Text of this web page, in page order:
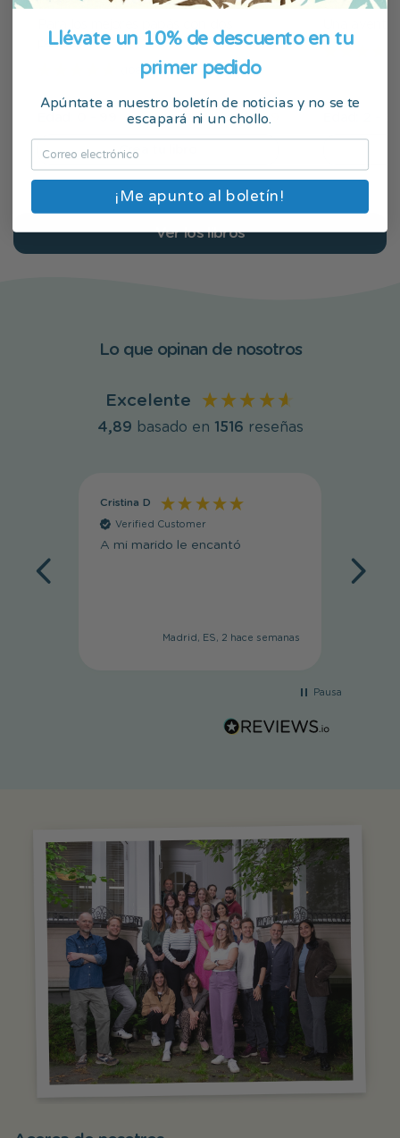
peques
(108 Reseñas)
$39.99
Crea tu libro
Ver los libros
Lo que opinan de nosotros
Excelente
4,89 basado en 1516 reseñas
Cristina D
Verified Customer
A mi marido le encantó
Madrid, ES, 2 hace semanas
Pausa
Llévate un 10% de descuento en tu
primer pedido
Apúntate a nuestro boletín de noticias y no se te
escapará ni un chollo.
¡Me apunto al boletín!